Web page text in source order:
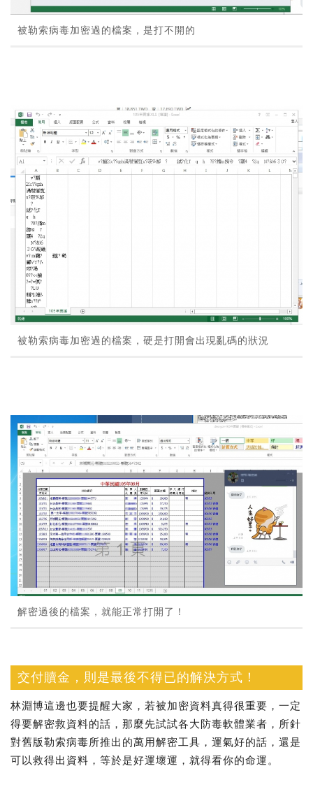
被勒索病毒加密過的檔案，是打不開的
被勒索病毒加密過的檔案，硬是打開會出現亂碼的狀況
解密過後的檔案，就能正常打開了！
交付贖金，則是最後不得已的解決方式！
林淵博這邊也要提醒大家，若被加密資料真得很重要，一定
得要解密救資料的話，那麼先試試各大防毒軟體業者，所針
對舊版勒索病毒所推出的萬用解密工具，運氣好的話，還是
可以救得出資料，等於是好運壞運，就得看你的命運。